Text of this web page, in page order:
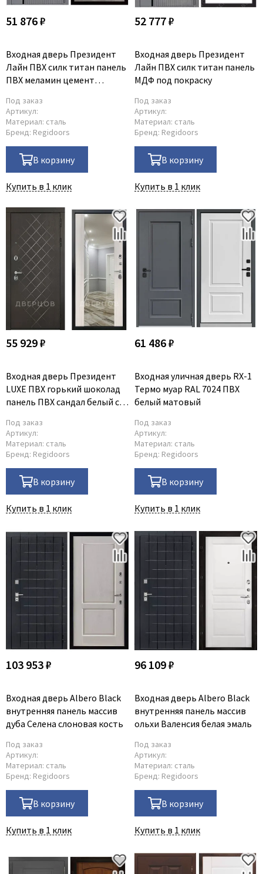
51 876 ₽
Входная дверь Президент
Лайн ПВХ силк титан панель
ПВХ меламин цемент
Под заказ
Артикул:
Материал: сталь
Бренд: Regidoors
В корзину
Купить в 1 клик
52 777 ₽
Входная дверь Президент
Лайн ПВХ силк титан панель
МДФ под покраску
Под заказ
Артикул:
Материал: сталь
Бренд: Regidoors
В корзину
Купить в 1 клик
55 929 ₽
Входная дверь Президент
LUXE ПВХ горький шоколад
панель ПВХ сандал белый с
Под заказ
Артикул:
Материал: сталь
Бренд: Regidoors
В корзину
Купить в 1 клик
61 486 ₽
Входная уличная дверь RX-1
Термо муар RAL 7024 ПВХ
белый матовый
Под заказ
Артикул:
Материал: сталь
Бренд: Regidoors
В корзину
Купить в 1 клик
103 953 ₽
Входная дверь Albero Black
внутренняя панель массив
дуба Селена слоновая кость
Под заказ
Артикул:
Материал: сталь
Бренд: Regidoors
В корзину
Купить в 1 клик
96 109 ₽
Входная дверь Albero Black
внутренняя панель массив
ольхи Валенсия белая эмаль
Под заказ
Артикул:
Материал: сталь
Бренд: Regidoors
В корзину
Купить в 1 клик